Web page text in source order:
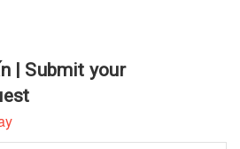
| Submit your